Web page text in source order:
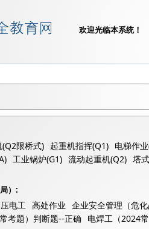
欢迎光临本系统！
限桥式) 起重机指挥(Q1)
电梯作
工业锅炉(G1) 流动起重机(Q2) 塔
）:
电工 高处作业 企业安全管理（危
考题）判断题--正确 电焊工（2024